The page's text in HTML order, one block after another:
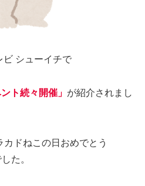
ビ シューイチで
ト続々開催」 が紹介されまし
ドねこの日おめでとう
た。